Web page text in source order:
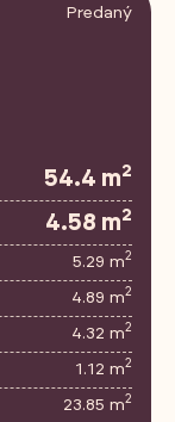
Predaný
54.4 m2
4.58 m2
5.29 m2
4.89 m2
4.32 m2
1.12 m2
23.85 m2